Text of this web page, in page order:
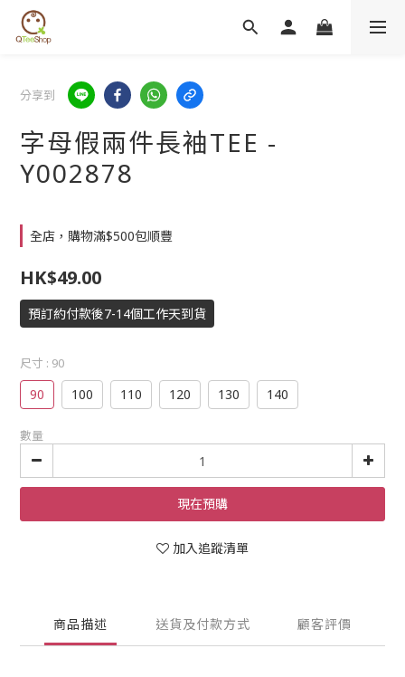
分享到
字母假兩件長袖TEE -
Y002878
全店，購物滿$500包順豐
HK$49.00
預訂約付款後7-14個工作天到貨
尺寸 : 90
90 100 110 120 130 140
數量
現在預購
加入追蹤清單
商品描述 送貨及付款方式 顧客評價